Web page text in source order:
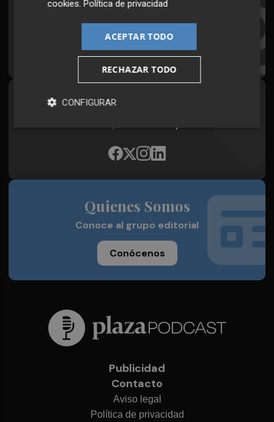
Suscríbete al Boletín
Todos los días a primera hora en tu email
¡Quiero suscribirme!
Síguenos en redes
Quienes Somos
Conoce al grupo editorial
Conócenos
Publicidad
Contacto
Aviso legal
Política de privacidad
cookies .Política de privacidad
ACEPTAR TODO
RECHAZAR TODO
CONFIGURAR